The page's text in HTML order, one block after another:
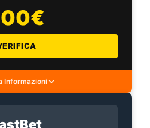
Informazioni